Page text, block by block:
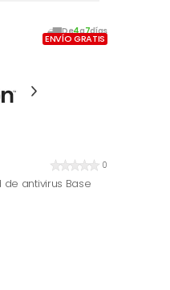
De4a7días
ENVÍO GRATIS
0
antivirus Base